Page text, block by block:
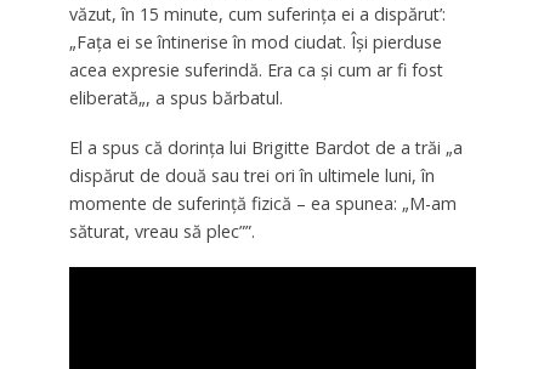
văzut, în 15 minute, cum suferința ei a dispărut’:
„Fața ei se întinerise în mod ciudat. Își pierduse
acea expresie suferindă. Era ca și cum ar fi fost
eliberată„, a spus bărbatul.
El a spus că dorința lui Brigitte Bardot de a trăi „a
dispărut de două sau trei ori în ultimele luni, în
momente de suferință fizică – ea spunea: „M-am
săturat, vreau să plec””.